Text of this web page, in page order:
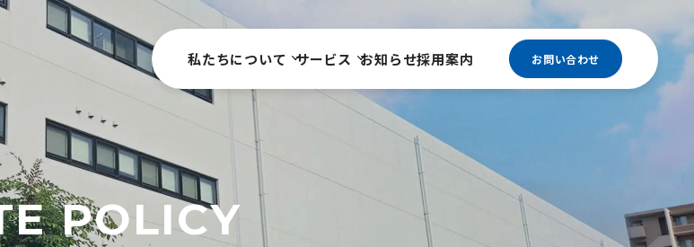
私たちについて サービス お知らせ採用案内 お問い合わせ
POLICY